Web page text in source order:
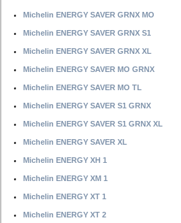
Michelin ENERGY SAVER GRNX MO
Michelin ENERGY SAVER GRNX S1
Michelin ENERGY SAVER GRNX XL
Michelin ENERGY SAVER MO GRNX
Michelin ENERGY SAVER MO TL
Michelin ENERGY SAVER S1 GRNX
Michelin ENERGY SAVER S1 GRNX XL
Michelin ENERGY SAVER XL
Michelin ENERGY XH 1
Michelin ENERGY XM 1
Michelin ENERGY XT 1
Michelin ENERGY XT 2